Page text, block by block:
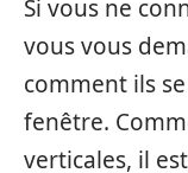
Si vous ne
vous vous
comment ils
fenêtre.
verticales, il